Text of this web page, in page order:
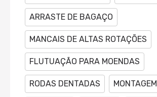
ARRASTE DE BAGAÇO
MANCAIS DE ALTAS ROTAÇÕES
FLUTUAÇÃO PARA MOENDAS
RODAS DENTADAS MONTAGEM